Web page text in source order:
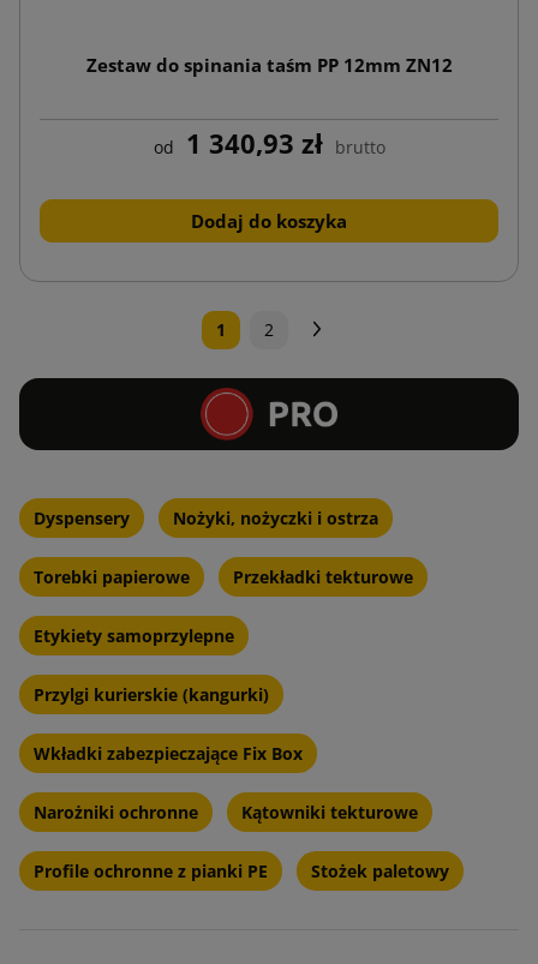
Zestaw do spinania taśm PP 12mm ZN12
od 1 340,93 zł brutto
Dodaj do koszyka
1 2
Dyspensery Nożyki, nożyczki i ostrza
Torebki papierowe Przekładki tekturowe
Etykiety samoprzylepne
Przylgi kurierskie (kangurki)
Wkładki zabezpieczające Fix Box
Narożniki ochronne Kątowniki tekturowe
Profile ochronne z pianki PE Stożek paletowy